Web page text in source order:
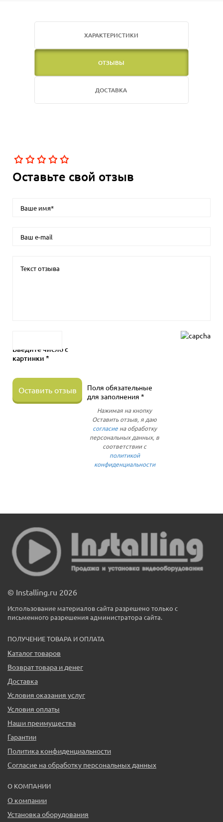
ХАРАКТЕРИСТИКИ
ОТЗЫВЫ
ДОСТАВКА
Оставьте свой отзыв
Введите число с
картинки *
Оставить отзыв
Поля обязательные
для заполнения *
Нажимая на кнопку
Оставить отзыв, я даю
согласиена обработку
персональных данных, в
соответствии с
политикой
конфиденциальности
© Installing.ru 2026
Использование материалов сайта разрешено только с
письменного разрешения администратора сайта.
ПОЛУЧЕНИЕ ТОВАРА И ОПЛАТА
Каталог товаров
Возврат товара и денег
Доставка
Условия оказания услуг
Условия оплаты
Наши преимущества
Гарантии
Политика конфиденциальности
Согласие на обработку персональных данных
О КОМПАНИИ
О компании
Установка оборудования